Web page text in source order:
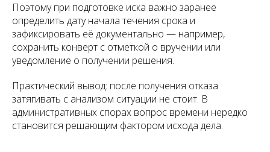
Поэтому при подготовке иска важно заранее
определить дату начала течения срока и
зафиксировать её документально — например,
сохранить конверт с отметкой о вручении или
уведомление о получении решения.
Практический вывод: после получения отказа
затягивать с анализом ситуации не стоит. В
административных спорах вопрос времени нередко
становится решающим фактором исхода дела.